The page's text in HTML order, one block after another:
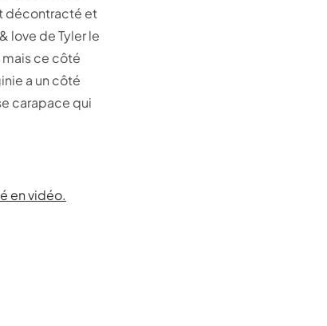
décontracté et
love de Tyler le
ce côté
a un côté
carapace qui
en vidéo.